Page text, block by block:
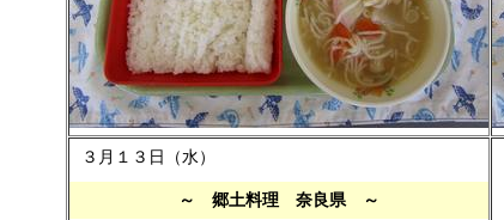
３月１３日（水）
～ 郷土料理 奈良県 ～